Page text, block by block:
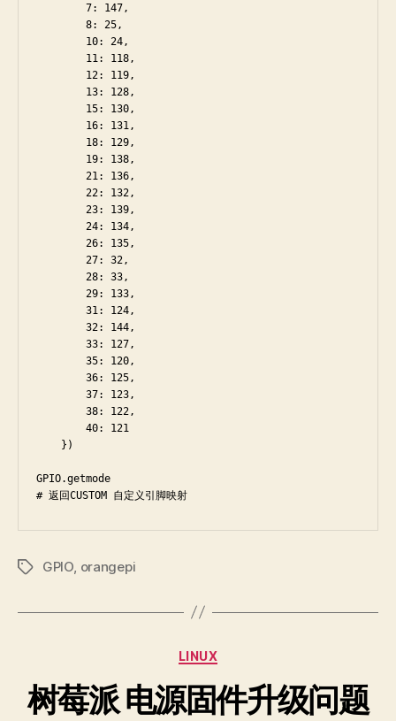
        7: 147,
        8: 25,
        10: 24,
        11: 118,
        12: 119,
        13: 128,
        15: 130,
        16: 131,
        18: 129,
        19: 138,
        21: 136,
        22: 132,
        23: 139,
        24: 134,
        26: 135,
        27: 32,
        28: 33,
        29: 133,
        31: 124,
        32: 144,
        33: 127,
        35: 120,
        36: 125,
        37: 123,
        38: 122,
        40: 121
    })
GPIO.getmode
# 返回CUSTOM 自定义引脚映射
TagsGPIO orangepi
Categories
LINUX
树莓派 电源固件升级问题